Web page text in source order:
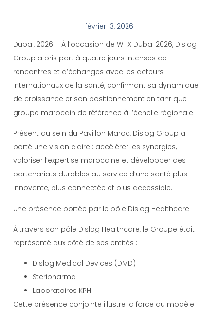
février 13, 2026
Dubaï, 2026 – À l’occasion de WHX Dubai 2026, Dislog
Group a pris part à quatre jours intenses de
rencontres et d’échanges avec les acteurs
internationaux de la santé, confirmant sa dynamique
de croissance et son positionnement en tant que
groupe marocain de référence à l’échelle régionale.
Présent au sein du Pavillon Maroc, Dislog Group a
porté une vision claire : accélérer les synergies,
valoriser l’expertise marocaine et développer des
partenariats durables au service d’une santé plus
innovante, plus connectée et plus accessible.
Une présence portée par le pôle Dislog Healthcare
À travers son pôle Dislog Healthcare, le Groupe était
représenté aux côté de ses entités :
Dislog Medical Devices (DMD)
Steripharma
Laboratoires KPH
Cette présence conjointe illustre la force du modèle